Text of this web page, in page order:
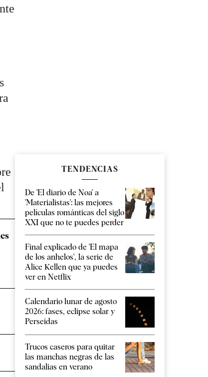
TENDENCIAS
De 'El diario de Noa' a
'Materialistas': las mejores
películas románticas del siglo
XXI que no te puedes perder
Final explicado de 'El mapa
de los anhelos', la serie de
Alice Kellen que ya puedes
ver en Netflix
Calendario lunar de agosto
2026: fases, eclipse solar y
Perseidas
Trucos caseros para quitar
las manchas negras de las
sandalias en verano